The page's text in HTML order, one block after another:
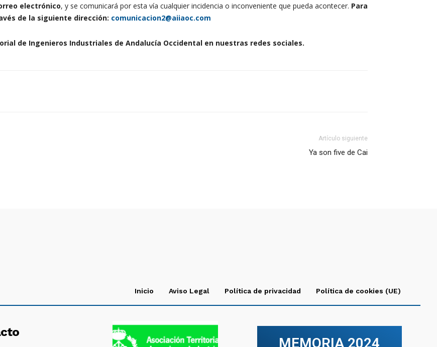
electrónico, y se comunicará por esta vía cualquier incidencia o inconveniente que pueda acontecer. Para
de la siguiente dirección: comunicacion2@aiiaoc.com
de Ingenieros Industriales de Andalucía Occidental en nuestras redes sociales.
Artículo siguiente
Ya son five de Cai
Inicio Aviso Legal Política de privacidad Política de cookies (UE)
MEMORIA 2024